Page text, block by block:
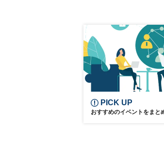
PICK UP
おすすめのイベントをまと